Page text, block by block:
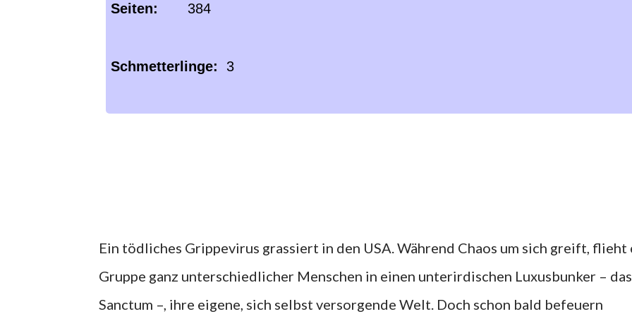
Seiten: 384
Schmetterlinge: 3
Ein tödliches Grippevirus grassiert in den USA. Während Chaos um sich greift, flieht
Gruppe ganz unterschiedlicher Menschen in einen unterirdischen Luxusbunker – das
Sanctum –, ihre eigene, sich selbst versorgende Welt. Doch schon bald befeuern